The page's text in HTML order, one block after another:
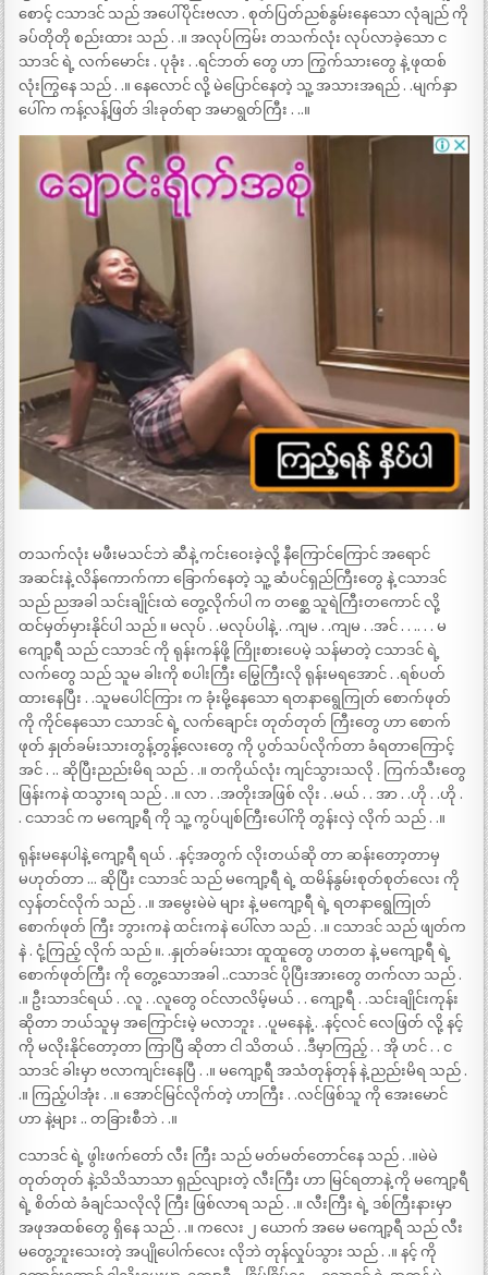
စောင့် ငသာဒင် သည် အပေါ်ပိုင်းဗလာ . စုတ်ပြတ်ညစ်နွမ်းနေသော လုံချည် ကို
ခပ်တိုတို စည်းထား သည် . .။ အလုပ်ကြမ်း တသက်လုံး လုပ်လာခဲ့သော င
သာဒင် ရဲ့ လက်မောင်း . ပုခုံး . .ရင်ဘတ် တွေ ဟာ ကြွက်သားတွေ နဲ့ ဖုထစ်
လုံးကြွနေ သည် . .။ နေလောင် လို့ မဲပြောင်နေတဲ့ သူ့ အသားအရည် . .မျက်နှာ
ပေါ်က ကန့်လန့်ဖြတ် ဒါးခုတ်ရာ အမာရွတ်ကြီး . ..။
တသက်လုံး မဖီးမသင်ဘဲ ဆီနဲ့ ကင်းဝေးခဲ့လို့ နီကြောင်ကြောင် အရောင်
အဆင်းနဲ့ လိန်ကောက်ကာ ခြောက်နေတဲ့ သူ့ ဆံပင်ရှည်ကြီးတွေ နဲ့ ငသာဒင်
သည် ညအခါ သင်းချိုင်းထဲ တွေ့လိုက်ပါ က တစ္ဆေ သူရဲကြီးတကောင် လို့
ထင်မှတ်မှားနိုင်ပါ သည် ။ မလုပ် . .မလုပ်ပါနဲ့ . .ကျမ . .ကျမ . .အင် . . .. . . မ
ကျော့ရီ သည် ငသာဒင် ကို ရုန်းကန်ဖို့ ကြိုးစားပေမဲ့ သန်မာတဲ့ ငသာဒင် ရဲ့
လက်တွေ သည် သူမ ခါးကို စပါးကြီး မြွေကြီးလို ရုန်းမရအောင် . .ရစ်ပတ်
ထားနေပြီး . .သူမပေါင်ကြား က ခုံးမို့နေသော ရတနာရွေကြုတ် စောက်ဖုတ်
ကို ကိုင်နေသော ငသာဒင် ရဲ့ လက်ချောင်း တုတ်တုတ် ကြီးတွေ ဟာ စောက်
ဖုတ် နှုတ်ခမ်းသားတွန့်တွန့်လေးတွေ ကို ပွတ်သပ်လိုက်တာ ခံရတာကြောင့်
အင် . .. ဆိုပြီးညည်းမိရ သည် . .။ တကိုယ်လုံး ကျင်သွားသလို . ကြက်သီးတွေ
ဖြန်းကနဲ ထသွားရ သည် . .။ လာ . .အတိုးအဖြစ် လိုး . .မယ် . . အာ . .ဟို . .ဟို .
. ငသာဒင် က မကျော့ရီ ကို သူ့ ကွပ်ပျစ်ကြီးပေါ်ကို တွန်းလှဲ လိုက် သည် . .။
ရုန်းမနေပါနဲ့ ကျော့ရီ ရယ် . .နင့်အတွက် လိုးတယ်ဆို တာ ဆန်းတော့တာမှ
မဟုတ်တာ … ဆိုပြီး ငသာဒင် သည် မကျော့ရီ ရဲ့ ထမိန်နွမ်းစုတ်စုတ်လေး ကို
လှန်တင်လိုက် သည် . .။ အမွေးမဲမဲ များ နဲ့ မကျော့ရီ ရဲ့ ရတနာရွေကြုတ်
စောက်ဖုတ် ကြီး ဘွားကနဲ ထင်းကနဲ ပေါ်လာ သည် . .။ ငသာဒင် သည် ဖျတ်က
နဲ . ငုံ့ကြည့် လိုက် သည် ။. .နှုတ်ခမ်းသား ထူထူတွေ ဟတတ နဲ့ မကျော့ရီ ရဲ့
စောက်ဖုတ်ကြီး ကို တွေ့သောအခါ ..ငသာဒင် ပိုပြီးအားတွေ တက်လာ သည် .
.။ ဦးသာဒင်ရယ် . .လူ . .လူတွေ ဝင်လာလိမ့်မယ် . . ကျော့ရီ . .သင်းချိုင်းကုန်း
ဆိုတာ ဘယ်သူမှ အကြောင်းမဲ့ မလာဘူး . .ပူမနေနဲ့ . .နင့်လင် လေဖြတ် လို့ နင့်
ကို မလိုးနိုင်တော့တာ ကြာပြီ ဆိုတာ ငါ သိတယ် . .ဒီမှာကြည့် . . အို ဟင် . . င
သာဒင် ခါးမှာ ဗလာကျင်းနေပြီ . .။ မကျော့ရီ အသံတုန်တုန် နဲ့ ညည်းမိရ သည် .
.။ ကြည့်ပါအုံး . .။ အောင်မြင်လိုက်တဲ့ ဟာကြီး . .လင်ဖြစ်သူ ကို အေးမောင်
ဟာ နဲ့များ .. တခြားစီဘဲ . .။
ငသာဒင် ရဲ့ ဖွါးဖက်တော် လီး ကြီး သည် မတ်မတ်တောင်နေ သည် . .။မဲမဲ
တုတ်တုတ် နဲ့သိသိသာသာ ရှည်လျားတဲ့ လီးကြီး ဟာ မြင်ရတာနဲ့ ကို မကျော့ရီ
ရဲ့ စိတ်ထဲ ခံချင်သလိုလို ကြီး ဖြစ်လာရ သည် . .။ လီးကြီး ရဲ့ ဒစ်ကြီးနားမှာ
အဖုအထစ်တွေ ရှိနေ သည် . .။ ကလေး ၂ ယောက် အမေ မကျော့ရီ သည် လီး
မတွေ့ဘူးသေးတဲ့ အပျိုပေါက်လေး လိုဘဲ တုန်လှုပ်သွား သည် . .။ နင့် ကို